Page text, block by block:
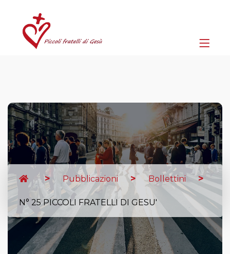
Pubblicazioni Bollettini
N° 25 PICCOLI FRATELLI DI GESU'